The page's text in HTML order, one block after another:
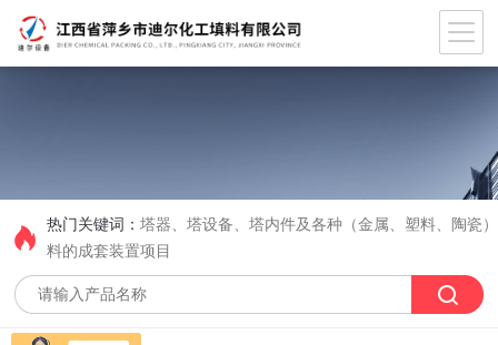
热门关键词：塔器、塔设备、塔内件及各种（金属、塑料、陶瓷
料的成套装置项目